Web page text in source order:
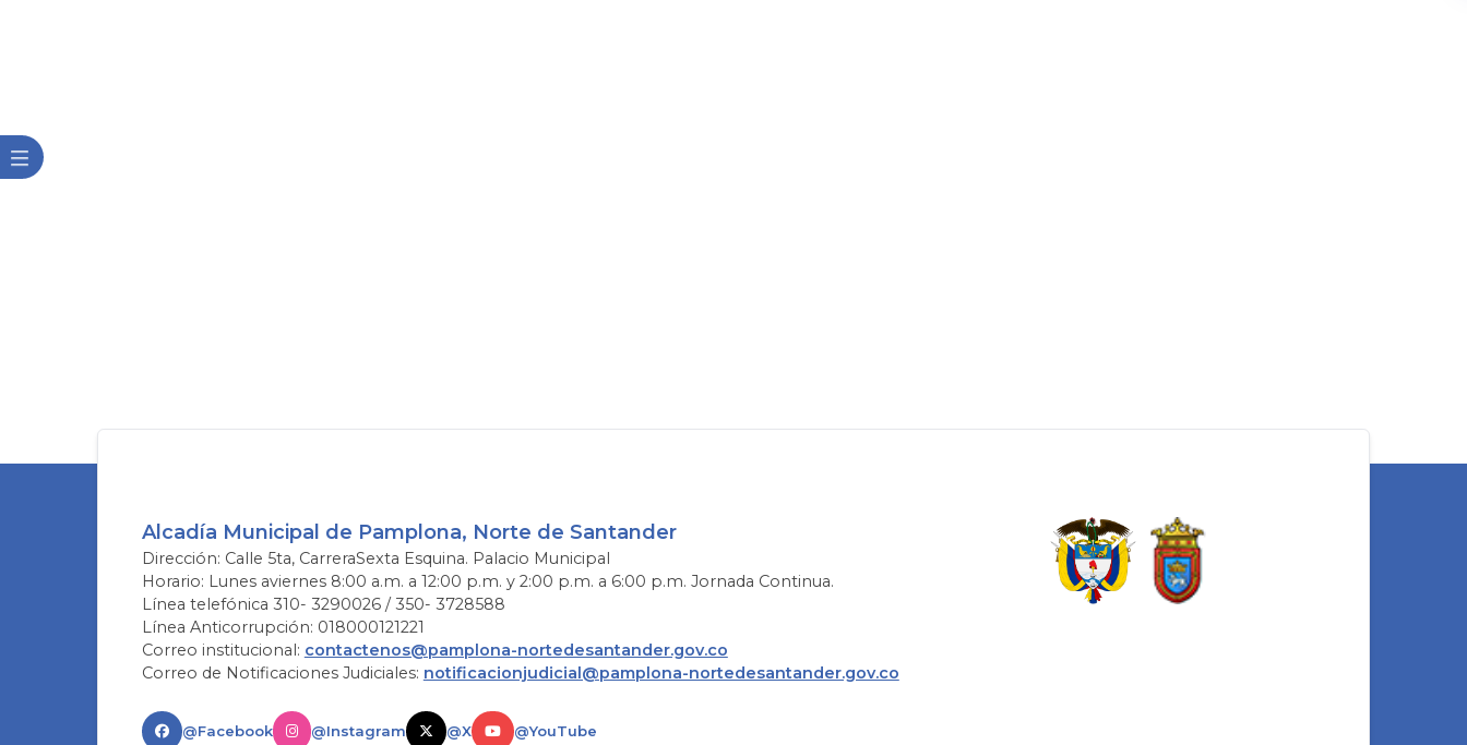
Alcadía Municipal de Pamplona, Norte de Santander
Dirección: Calle 5ta, CarreraSexta Esquina. Palacio Municipal
Horario: Lunes aviernes 8:00 a.m. a 12:00 p.m. y 2:00 p.m. a 6:00 p.m. Jornada Continua.
Línea telefónica 310- 3290026 / 350- 3728588
Línea Anticorrupción: 018000121221
Correo institucional: contactenos@pamplona-nortedesantander.gov.co
Correo de Notificaciones Judiciales: notificacionjudicial@pamplona-nortedesantander.gov.co
@Facebook @Instagram @X @YouTube